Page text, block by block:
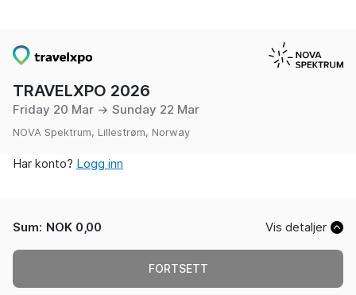
TRAVELXPO 2026
Friday 20 Mar → Sunday 22 Mar
NOVA Spektrum, Lillestrøm, Norway
Har konto? Logg inn
Sum: NOK 0,00 Vis detaljer
FORTSETT